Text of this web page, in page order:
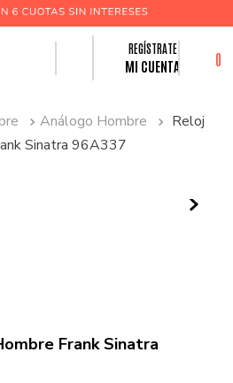
MI CUENTA 0
Análogo Hombre
Reloj
Sinatra 96A337
Frank Sinatra